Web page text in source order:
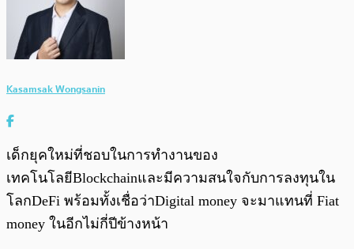
Kasamsak Wongsanin
เด็กยุคใหม่ที่ชอบในการทำงานของ
เทคโนโลยีBlockchainและมีความสนใจกับการลงทุนใน
โลกDeFi พร้อมทั้งเชื่อว่าDigital money จะมาแทนที่ Fiat
money ในอีกไม่กี่ปีข้างหน้า